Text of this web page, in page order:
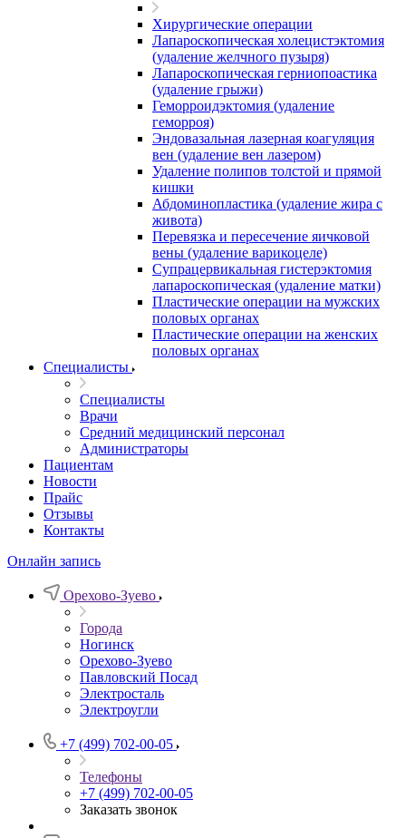
Хирургические операции
Лапароскопическая холецистэктомия
(удаление желчного пузыря)
Лапароскопическая герниопоастика
(удаление грыжи)
Геморроидэктомия (удаление
геморроя)
Эндовазальная лазерная коагуляция
вен (удаление вен лазером)
Удаление полипов толстой и прямой
кишки
Абдоминопластика (удаление жира с
живота)
Перевязка и пересечение яичковой
вены (удаление варикоцеле)
Супрацервикальная гистерэктомия
лапароскопическая (удаление матки)
Пластические операции на мужских
половых органах
Пластические операции на женских
половых органах
Специалисты
Специалисты
Врачи
Средний медицинский персонал
Администраторы
Пациентам
Новости
Прайс
Отзывы
Контакты
Онлайн запись
Орехово-Зуево
Города
Ногинск
Орехово-Зуево
Павловский Посад
Электросталь
Электроугли
+7 (499) 702-00-05
Телефоны
+7 (499) 702-00-05
Заказать звонок